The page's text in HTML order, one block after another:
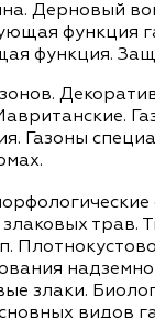
Дерновый
функция
функция.
Газоны
злаковых
злаки.
видов